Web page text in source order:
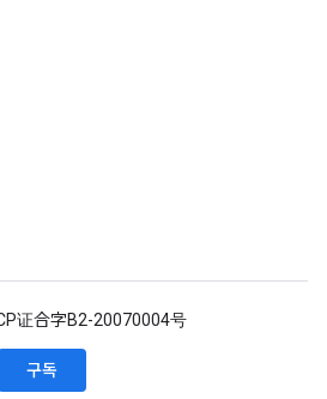
证合字B2-20070004号
구독